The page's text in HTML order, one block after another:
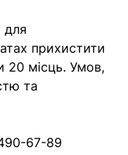
для
прихистити
20 місць. Умов,
та
67-89